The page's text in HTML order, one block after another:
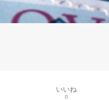
いいね
0